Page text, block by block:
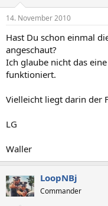
14. November 2010
Hast Du schon einmal
angeschaut?
Ich glaube nicht das
funktioniert.
Vielleicht liegt darin der
LG
Waller
LoopNBj
Commander